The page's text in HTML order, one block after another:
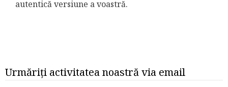
autentică versiune a voastră.
Urmăriți activitatea noastră via email